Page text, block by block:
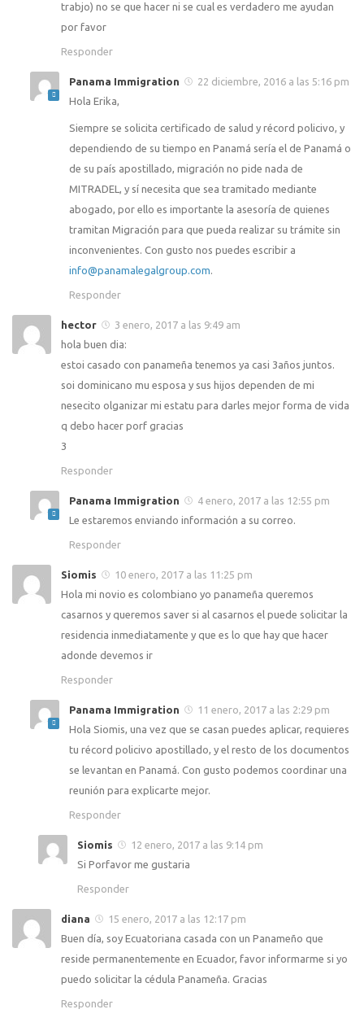
trabjo) no se que hacer ni se cual es verdadero me ayudan
por favor
Responder
Panama Immigration
22 diciembre, 2016 a las 5:16 pm
Hola Erika,
Siempre se solicita certificado de salud y récord policivo, y
dependiendo de su tiempo en Panamá sería el de Panamá o
de su país apostillado, migración no pide nada de
MITRADEL, y sí necesita que sea tramitado mediante
abogado, por ello es importante la asesoría de quienes
tramitan Migración para que pueda realizar su trámite sin
inconvenientes. Con gusto nos puedes escribir a
info@panamalegalgroup.com.
Responder
hector
3 enero, 2017 a las 9:49 am
hola buen dia:
estoi casado con panameña tenemos ya casi 3años juntos.
soi dominicano mu esposa y sus hijos dependen de mi
nesecito olganizar mi estatu para darles mejor forma de vida
q debo hacer porf gracias
3
Responder
Panama Immigration
4 enero, 2017 a las 12:55 pm
Le estaremos enviando información a su correo.
Responder
Siomis
10 enero, 2017 a las 11:25 pm
Hola mi novio es colombiano yo panameña queremos
casarnos y queremos saver si al casarnos el puede solicitar la
residencia inmediatamente y que es lo que hay que hacer
adonde devemos ir
Responder
Panama Immigration
11 enero, 2017 a las 2:29 pm
Hola Siomis, una vez que se casan puedes aplicar, requieres
tu récord policivo apostillado, y el resto de los documentos
se levantan en Panamá. Con gusto podemos coordinar una
reunión para explicarte mejor.
Responder
Siomis
12 enero, 2017 a las 9:14 pm
Si Porfavor me gustaria
Responder
diana
15 enero, 2017 a las 12:17 pm
Buen día, soy Ecuatoriana casada con un Panameño que
reside permanentemente en Ecuador, favor informarme si yo
puedo solicitar la cédula Panameña. Gracias
Responder